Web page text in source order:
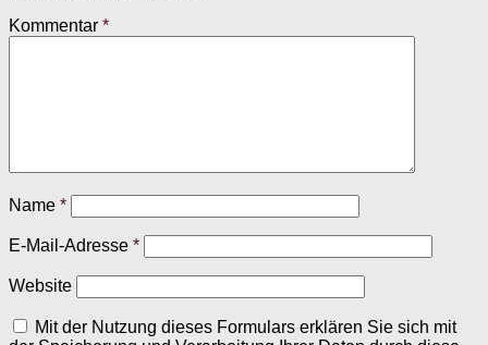
Kommentar *
Name *
E-Mail-Adresse *
Website
Mit der Nutzung dieses Formulars erklären Sie sich mit